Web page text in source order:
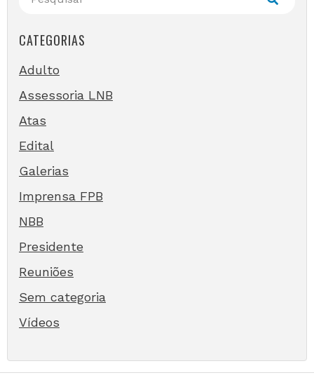
CATEGORIAS
Adulto
Assessoria LNB
Atas
Edital
Galerias
Imprensa FPB
NBB
Presidente
Reuniões
Sem categoria
Vídeos